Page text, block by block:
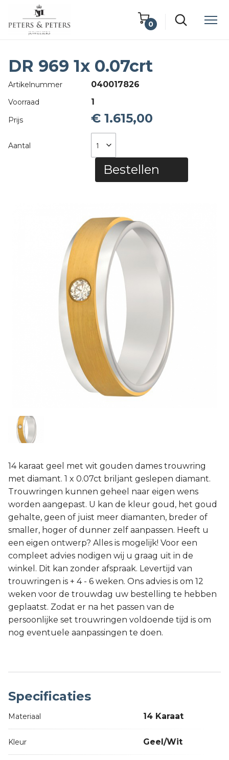
0
Lege winkelwagen
14 karaat geel met wit gouden dames trouwring
met diamant. 1 x 0.07ct briljant geslepen diamant.
Trouwringen kunnen geheel naar eigen wens
worden aangepast. U kan de kleur goud, het goud
gehalte, geen of juist meer diamanten, breder of
smaller, hoger of dunner zelf aanpassen. Heeft u
een eigen ontwerp? Alles is mogelijk! Voor een
compleet advies nodigen wij u graag uit in de
winkel. Dit kan zonder afspraak. Levertijd van
trouwringen is + 4 - 6 weken. Ons advies is om 12
weken voor de trouwdag uw bestelling te hebben
geplaatst. Zodat er na het passen van de
persoonlijke set trouwringen voldoende tijd is om
nog eventuele aanpassingen te doen.
DR 969 1x 0.07crt
Artikelnummer 040017826
Voorraad 1
Prijs € 1.615,00
Aantal
Bestellen
Specificaties
Materiaal 14 Karaat
Kleur Geel/Wit